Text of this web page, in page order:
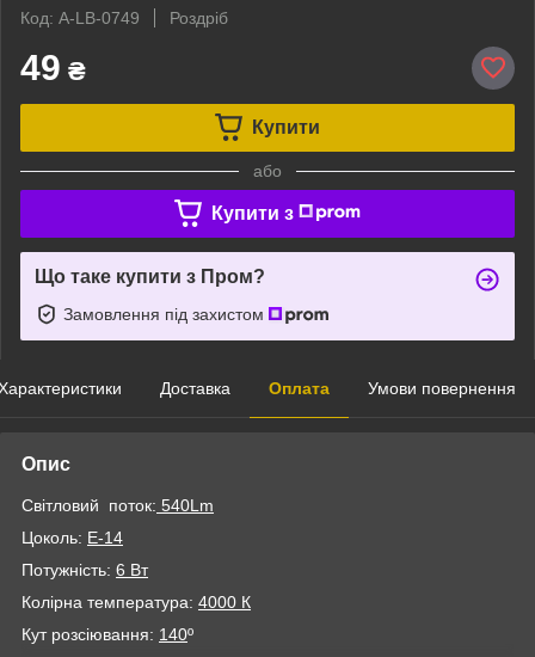
Код: A-LB-0749
Роздріб
49 ₴
Купити
або
Купити з
Що таке купити з Пром?
Замовлення під захистом
Доставка Оплата Умови повернення
Опис
Світловий поток: 540Lm
Цоколь: Е-14
Потужність: 6 Вт
Колірна температура: 4000 К
Кут розсіювання: 140º